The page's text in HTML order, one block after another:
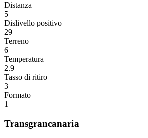
Distanza
5
Dislivello positivo
29
Terreno
6
Temperatura
2.9
Tasso di ritiro
3
Formato
1
Transgrancanaria